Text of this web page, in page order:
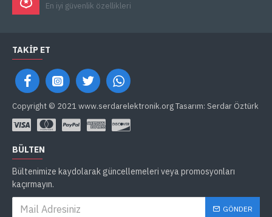
En iyi güvenlik özellikleri
TAKIP ET
Copyright © 2021 www.serdarelektronik.org Tasarım: Serdar Öztürk
BÜLTEN
Bültenimize kaydolarak güncellemeleri veya promosyonları
kaçırmayın.
GÖNDER